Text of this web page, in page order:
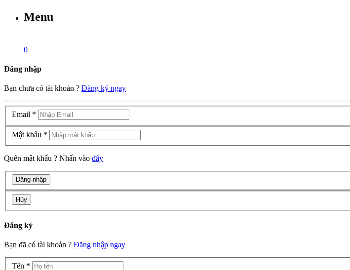
Menu
0
Đăng nhập
Bạn chưa có tài khoản ? Đăng ký ngay
Email *
Mật khẩu *
Quên mật khẩu ? Nhấn vào đây
Hủy
Đăng ký
Bạn đã có tài khoản ? Đăng nhập ngay
Tên *